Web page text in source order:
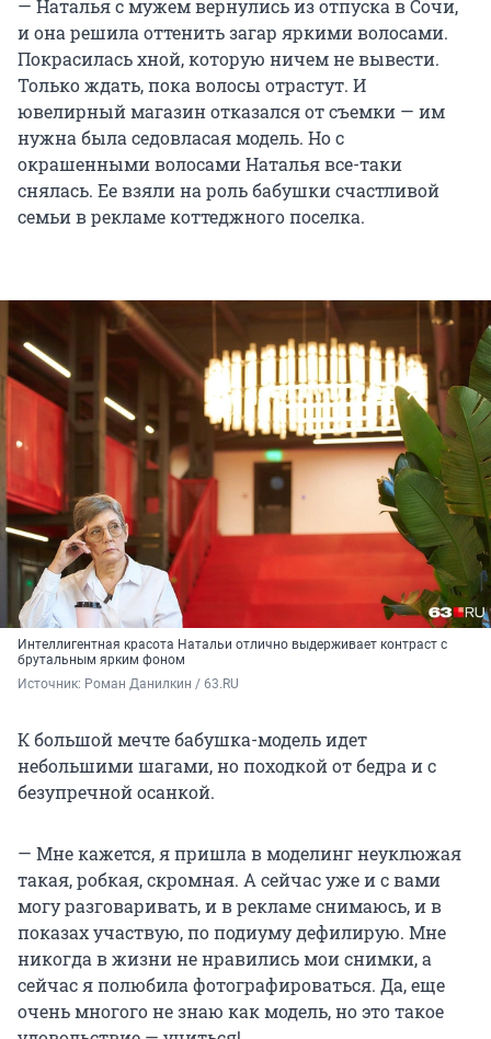
— Наталья с мужем вернулись из отпуска в Сочи,
и она решила оттенить загар яркими волосами.
Покрасилась хной, которую ничем не вывести.
Только ждать, пока волосы отрастут. И
ювелирный магазин отказался от съемки — им
нужна была седовласая модель. Но с
окрашенными волосами Наталья все-таки
снялась. Ее взяли на роль бабушки счастливой
семьи в рекламе коттеджного поселка.
Интеллигентная красота Натальи отлично выдерживает контраст с
брутальным ярким фоном
Источник: Роман Данилкин / 63.RU
К большой мечте бабушка-модель идет
небольшими шагами, но походкой от бедра и с
безупречной осанкой.
— Мне кажется, я пришла в моделинг неуклюжая
такая, робкая, скромная. А сейчас уже и с вами
могу разговаривать, и в рекламе снимаюсь, и в
показах участвую, по подиуму дефилирую. Мне
никогда в жизни не нравились мои снимки, а
сейчас я полюбила фотографироваться. Да, еще
очень многого не знаю как модель, но это такое